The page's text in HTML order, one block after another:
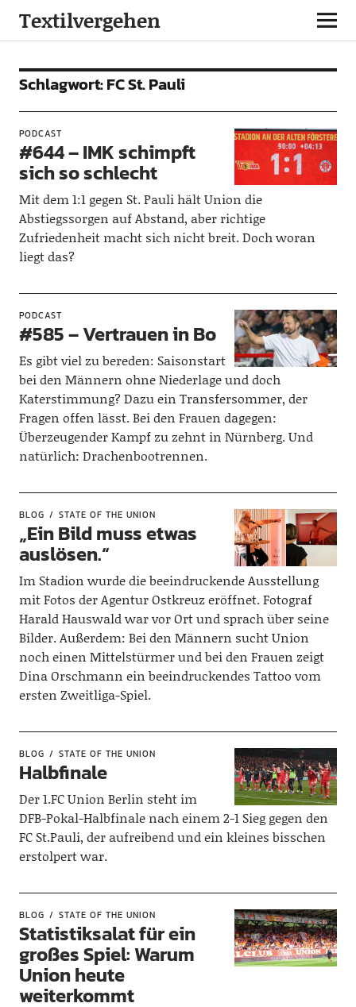
Textilvergehen
Schlagwort:FC St. Pauli
PODCAST
#644 – IMK schimpft
sich so schlecht
Mit dem 1:1 gegen St. Pauli hält Union die
Abstiegssorgen auf Abstand, aber richtige
Zufriedenheit macht sich nicht breit. Doch woran
liegt das?
PODCAST
#585 – Vertrauen in Bo
Es gibt viel zu bereden: Saisonstart
bei den Männern ohne Niederlage und doch
Katerstimmung? Dazu ein Transfersommer, der
Fragen offen lässt. Bei den Frauen dagegen:
Überzeugender Kampf zu zehnt in Nürnberg. Und
natürlich: Drachenbootrennen.
BLOG STATE OF THE UNION
„Ein Bild muss etwas
auslösen.“
Im Stadion wurde die beeindruckende Ausstellung
mit Fotos der Agentur Ostkreuz eröffnet. Fotograf
Harald Hauswald war vor Ort und sprach über seine
Bilder. Außerdem: Bei den Männern sucht Union
noch einen Mittelstürmer und bei den Frauen zeigt
Dina Orschmann ein beeindruckendes Tattoo vom
ersten Zweitliga-Spiel.
BLOG STATE OF THE UNION
Halbfinale
Der 1.FC Union Berlin steht im
DFB-Pokal-Halbfinale nach einem 2-1 Sieg gegen den
FC St.Pauli, der aufreibend und ein kleines bisschen
erstolpert war.
BLOG STATE OF THE UNION
Statistiksalat für ein
großes Spiel: Warum
Union heute
weiterkommt